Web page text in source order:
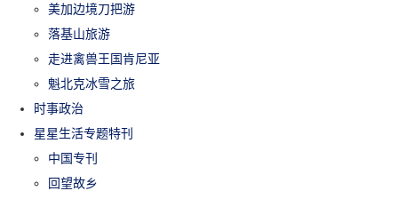
美加边境刀把游
落基山旅游
走进禽兽王国肯尼亚
魁北克冰雪之旅
时事政治
星星生活专题特刊
中国专刊
回望故乡